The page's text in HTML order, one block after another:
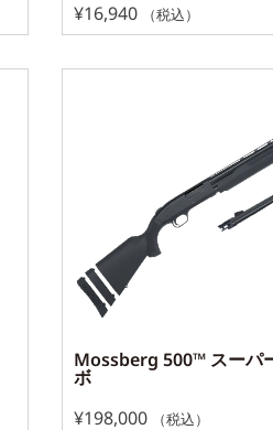
¥16,940 （税込）
Mossberg 500™ スーパ
ボ
¥198,000 （税込）